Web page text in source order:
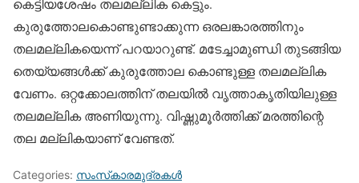
കെട്ടിയശേഷം തലമല്ലിക കെട്ടും.
കുരുത്തോലകൊണ്ടുണ്ടാക്കുന്ന ഒരലങ്കാരത്തിനും
തലമല്ലികയെന്ന് പറയാറുണ്ട്. മടേച്ചാമുണ്ഡി തുടങ്ങിയ
തെയ്യങ്ങള്‍ക്ക് കുരുത്തോല കൊണ്ടുള്ള തലമല്ലിക
വേണം. ഒറ്റക്കോലത്തിന് തലയില്‍ വൃത്താകൃതിയിലുള്ള
തലമല്ലിക അണിയുന്നു. വിഷ്ണുമൂര്‍ത്തിക്ക് മരത്തിന്റെ
തല മല്ലികയാണ് വേണ്ടത്.
Categories: സംസ്‌കാരമുദ്രകള്‍